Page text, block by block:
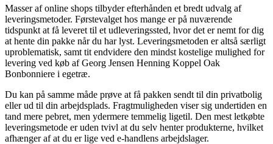
Masser af online shops tilbyder efterhånden et bredt udvalg af
leveringsmetoder. Førstevalget hos mange er på nuværende
tidspunkt at få leveret til et udleveringssted, hvor det er nemt for dig
at hente din pakke når du har lyst. Leveringsmetoden er altså særligt
uproblematisk, samt tit endvidere den mindst kostelige mulighed for
levering ved køb af Georg Jensen Henning Koppel Oak
Bonbonniere i egetræ.
Du kan på samme måde prøve at få pakken sendt til din privatbolig
eller ud til din arbejdsplads. Fragtmuligheden viser sig undertiden en
tand mere pebret, men ydermere temmelig ligetil. Den mest letkøbte
leveringsmetode er uden tvivl at du selv henter produkterne, hvilket
afhænger af at du er lige ved e-handlens arbejdslager.